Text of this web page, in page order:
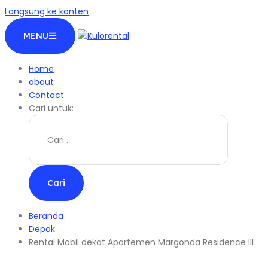
Langsung ke konten
MENU
Home
about
Contact
Cari untuk:
Beranda
Depok
Rental Mobil dekat Apartemen Margonda Residence III